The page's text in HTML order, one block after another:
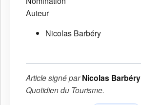
Auteur
Nicolas Barbéry
Article signé parNicolas Barbéry
Quotidien du Tourisme.